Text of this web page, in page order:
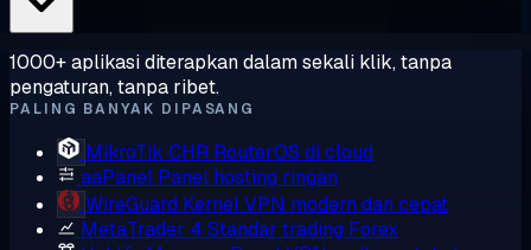
1000+ aplikasi diterapkan dalam sekali klik, tanpa
pengaturan, tanpa ribet.
PALING BANYAK DIPASANG
MikroTik CHR RouterOS di cloud
aaPanel Panel hosting ringan
WireGuard Kernel VPN modern dan cepat
MetaTrader 4 Standar trading Forex